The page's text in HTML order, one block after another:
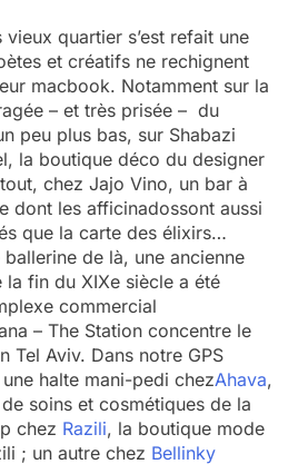
quartier s’est refait une
et créatifs ne rechignent
macbook. Notamment sur la
– et très prisée – du
peu plus bas, sur Shabazi
la boutique déco du designer
chez Jajo Vino, un bar à
dont les afficinadossont aussi
que la carte des élixirs…
de là, une ancienne
fin du XIXe siècle a été
commercial
– The Station concentre le
Tel Aviv. Dans notre GPS
halte mani-pedi chezAhava,
soins et cosmétiques de la
chez Razili, la boutique mode
; un autre chez Bellinky